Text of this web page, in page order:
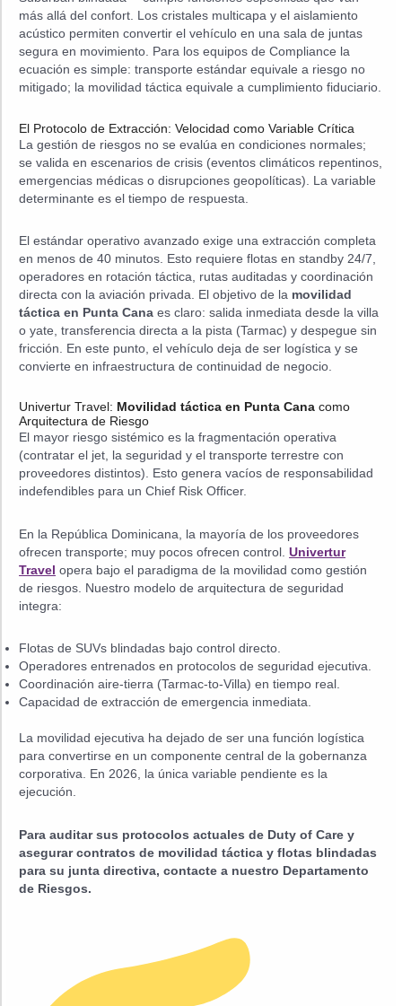
más allá del confort. Los cristales multicapa y el aislamiento
acústico permiten convertir el vehículo en una sala de juntas
segura en movimiento. Para los equipos de Compliance la
ecuación es simple: transporte estándar equivale a riesgo no
mitigado; la movilidad táctica equivale a cumplimiento fiduciario.
El Protocolo de Extracción: Velocidad como Variable Crítica
La gestión de riesgos no se evalúa en condiciones normales;
se valida en escenarios de crisis (eventos climáticos repentinos,
emergencias médicas o disrupciones geopolíticas). La variable
determinante es el tiempo de respuesta.
El estándar operativo avanzado exige una extracción completa
en menos de 40 minutos. Esto requiere flotas en standby 24/7,
operadores en rotación táctica, rutas auditadas y coordinación
directa con la aviación privada. El objetivo de la movilidad
táctica en Punta Cana es claro: salida inmediata desde la villa
o yate, transferencia directa a la pista (Tarmac) y despegue sin
fricción. En este punto, el vehículo deja de ser logística y se
convierte en infraestructura de continuidad de negocio.
Univertur Travel: Movilidad táctica en Punta Cana como
Arquitectura de Riesgo
El mayor riesgo sistémico es la fragmentación operativa
(contratar el jet, la seguridad y el transporte terrestre con
proveedores distintos). Esto genera vacíos de responsabilidad
indefendibles para un Chief Risk Officer.
En la República Dominicana, la mayoría de los proveedores
ofrecen transporte; muy pocos ofrecen control.Univertur
Travel opera bajo el paradigma de la movilidad como gestión
de riesgos. Nuestro modelo de arquitectura de seguridad
integra:
Flotas de SUVs blindadas bajo control directo.
Operadores entrenados en protocolos de seguridad ejecutiva.
Coordinación aire-tierra (Tarmac-to-Villa) en tiempo real.
Capacidad de extracción de emergencia inmediata.
La movilidad ejecutiva ha dejado de ser una función logística
para convertirse en un componente central de la gobernanza
corporativa. En 2026, la única variable pendiente es la
ejecución.
Para auditar sus protocolos actuales de Duty of Care y
asegurar contratos de movilidad táctica y flotas blindadas
para su junta directiva, contacte a nuestro Departamento
de Riesgos.